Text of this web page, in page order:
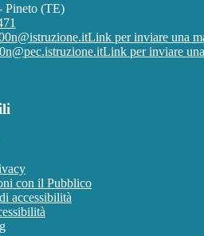
Pineto (TE)
Link per inviare una
Link per inviare
con il Pubblico
accessibilità